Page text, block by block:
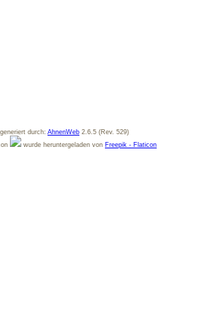
durch: AhnenWeb 2.6.5 (Rev. 529)
wurde heruntergeladen von Freepik - Flaticon